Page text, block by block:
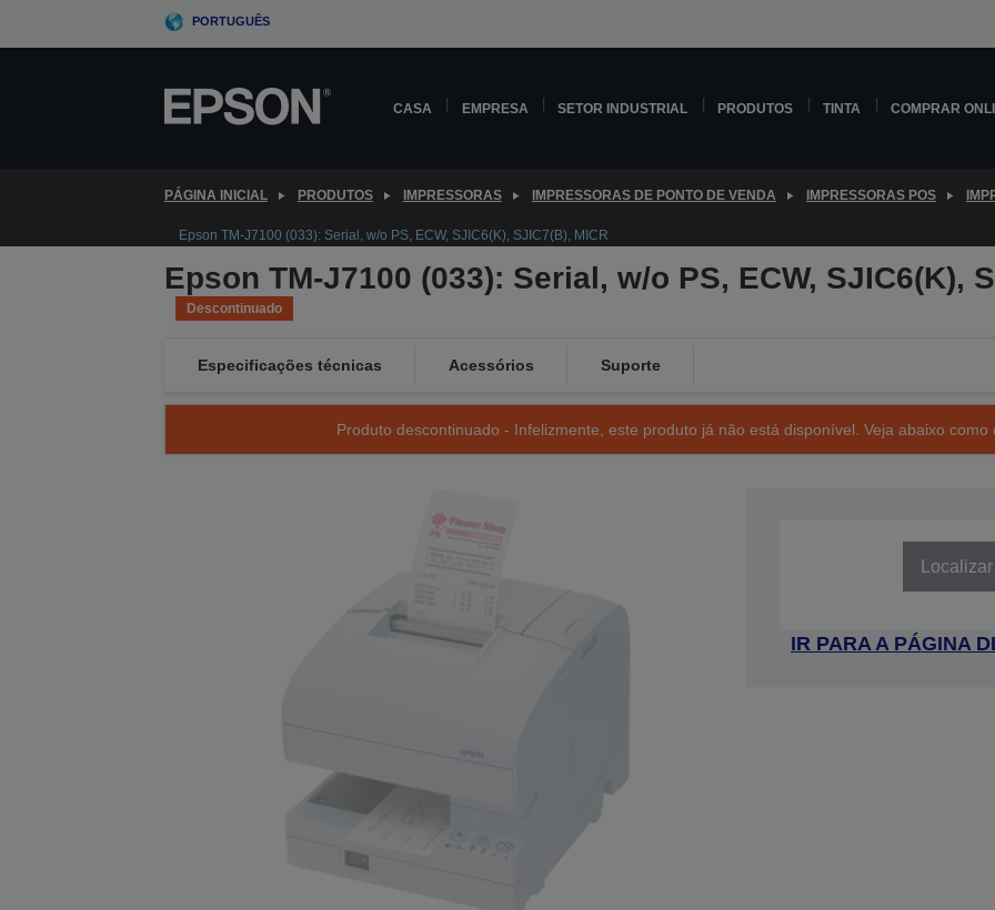
PORTUGUÊS
CASA EMPRESA SETOR INDUSTRIAL PRODUTOS TINTA COMPRAR
PÁGINA INICIAL PRODUTOS IMPRESSORAS IMPRESSORAS DE PONTO DE VENDA IMPRESSORAS POS
Epson TM-J7100 (033): Serial, w/o PS, ECW, SJIC6(K), SJIC7(B), MICR
Epson TM-J7100 (033): Serial, w/o PS, ECW, SJIC6(K),
Descontinuado
Especificações técnicas Acessórios Suporte
Produto descontinuado - Infelizmente, este produto já não está disponível. Veja abaixo como
IR PARA A PÁGINA